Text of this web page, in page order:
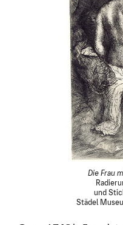
Die Frau
und
Städel